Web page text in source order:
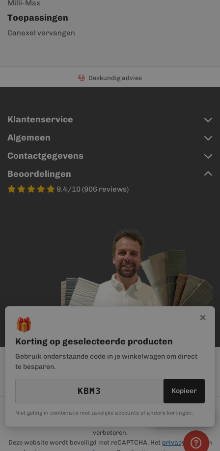
Milli-Max
Toepassingen
Canexel vervangen
Deskundig advies
Klantenservice
Algemeen
Contactgegevens
Beoordelingen
9.4/10 (906 reviews)
×
🎁
Korting op geselecteerde producten
Gebruik onderstaande code in je winkelwagen om direct
te besparen.
KBM3 Kopieer
Niet geldig in combinatie met zakelijke accounts of andere kortingen.
🎁Kortingscode
© Kunststof Bouwmateriaal | Magento webwinkel realisatie door
verbeteren.
Deze website wordt beveiligd met reCAPTCHA. Het privacybeleid
en